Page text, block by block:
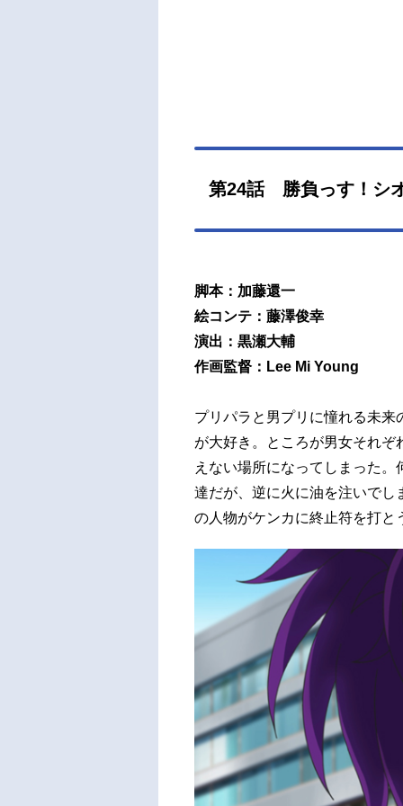
第24話 勝負っす！シ
脚本：加藤還一
絵コンテ：藤澤俊幸
演出：黒瀬大輔
作画監督：Lee Mi Young
プリパラと男プリに憧れる未
が大好き。ところが男女それ
えない場所になってしまった
達だが、逆に火に油を注いでし
の人物がケンカに終止符を打と